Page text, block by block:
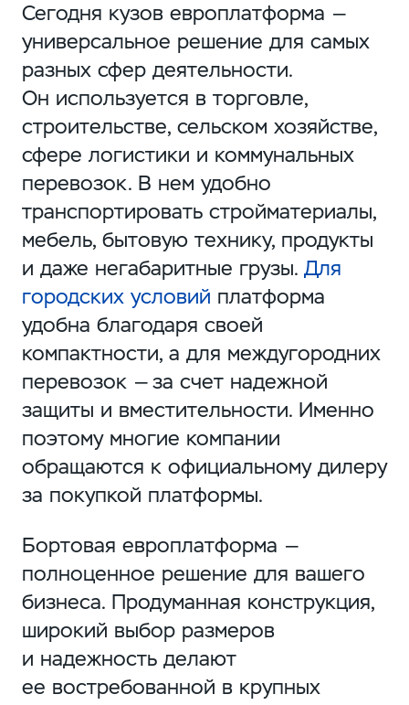
Сегодня кузов европлатформа —
универсальное решение для самых
разных сфер деятельности.
Он используется в торговле,
строительстве, сельском хозяйстве,
сфере логистики и коммунальных
перевозок. В нем удобно
транспортировать стройматериалы,
мебель, бытовую технику, продукты
и даже негабаритные грузы. Для
городских условий платформа
удобна благодаря своей
компактности, а для междугородних
перевозок — за счет надежной
защиты и вместительности. Именно
поэтому многие компании
обращаются к официальному дилеру
за покупкой платформы.
Бортовая европлатформа —
полноценное решение для вашего
бизнеса. Продуманная конструкция,
широкий выбор размеров
и надежность делают
ее востребованной в крупных